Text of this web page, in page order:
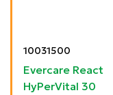
10031500
Evercare React
HyPerVital 30